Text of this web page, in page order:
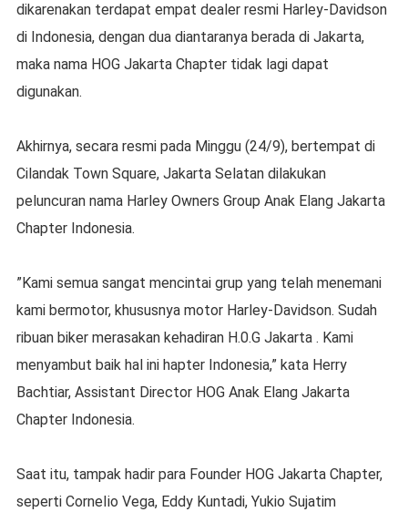
dikarenakan terdapat empat dealer resmi Harley-Davidson
di Indonesia, dengan dua diantaranya berada di Jakarta,
maka nama HOG Jakarta Chapter tidak lagi dapat
digunakan.
Akhirnya, secara resmi pada Minggu (24/9), bertempat di
Cilandak Town Square, Jakarta Selatan dilakukan
peluncuran nama Harley Owners Group Anak Elang Jakarta
Chapter Indonesia.
”Kami semua sangat mencintai grup yang telah menemani
kami bermotor, khususnya motor Harley-Davidson. Sudah
ribuan biker merasakan kehadiran H.0.G Jakarta . Kami
menyambut baik hal ini hapter Indonesia,” kata Herry
Bachtiar, Assistant Director HOG Anak Elang Jakarta
Chapter Indonesia.
Saat itu, tampak hadir para Founder HOG Jakarta Chapter,
seperti CorneIio Vega, Eddy Kuntadi, Yukio Sujatim